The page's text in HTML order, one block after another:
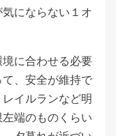
にならない１オ
に合わせる必要
、安全が維持で
イルランなど明
端のものくらい